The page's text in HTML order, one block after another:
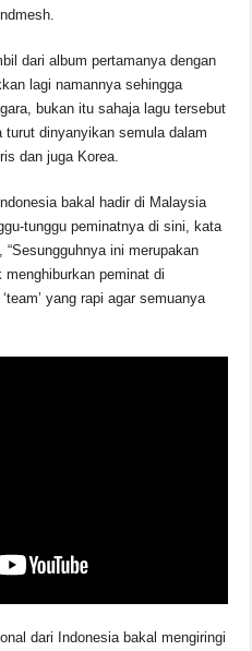
dari album pertamanya dengan
lagi namannya sehingga
bukan itu sahaja lagu tersebut
turut dinyanyikan semula dalam
dan juga Korea.
bakal hadir di Malaysia
tunggu peminatnya di sini, kata
ini merupakan
peminat di
yang rapi agar semuanya
dari Indonesia bakal mengiringi